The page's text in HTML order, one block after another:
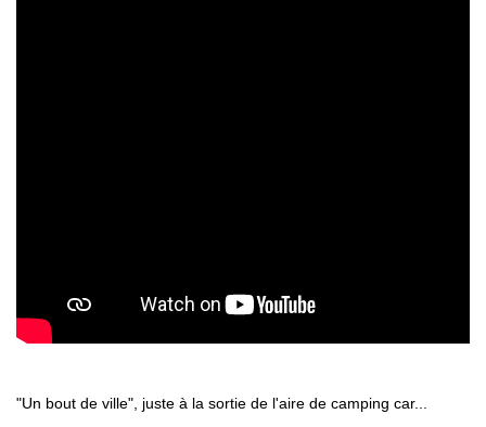
"Un bout de ville", juste à la sortie de l'aire de camping car...